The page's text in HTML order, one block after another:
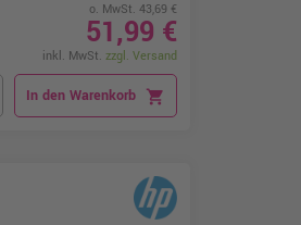
o. MwSt. 43,69 €
51,99 €
inkl. MwSt. zzgl. Versand
In den Warenkorb shopping_cart